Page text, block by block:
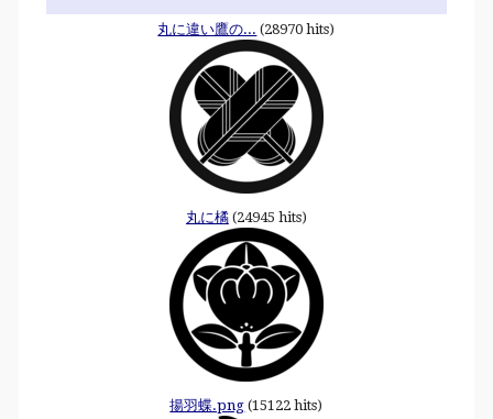
丸に違い鷹の... (28970 hits)
丸に橘(24945 hits)
揚羽蝶.png (15122 hits)